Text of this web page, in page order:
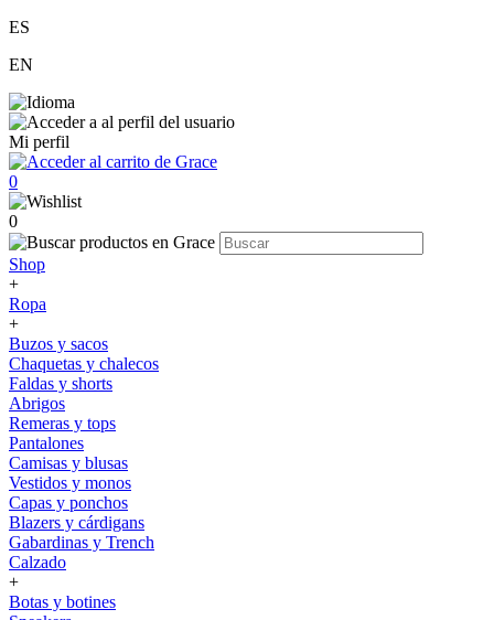
ES
EN
Mi perfil
0
0
Shop
+
Ropa
+
Buzos y sacos
Chaquetas y chalecos
Faldas y shorts
Abrigos
Remeras y tops
Pantalones
Camisas y blusas
Vestidos y monos
Capas y ponchos
Blazers y cárdigans
Gabardinas y Trench
Calzado
+
Botas y botines